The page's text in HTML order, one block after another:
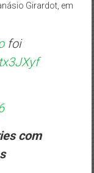
Girardot, em
foi
com